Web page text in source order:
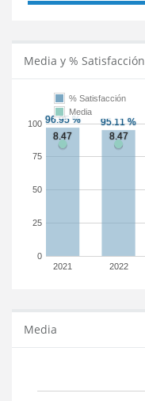
Media y % Satisfacción
2021 2022
0
25
50
75
100
% Satisfacción
Media
Media